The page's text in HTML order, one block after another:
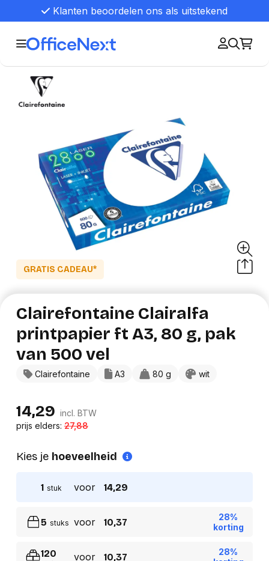
Klanten beoordelen ons als uitstekend
GRATIS CADEAU*
Clairefontaine A3 80 g wit
Clairefontaine Clairalfa
printpapier ft A3, 80 g, pak
van 500 vel
14,29 incl. BTW
prijs elders:27,88
Kies je hoeveelheid
1 stuk voor 14,29
5 stuks voor 10,37
28%
korting
120 voor 10,37
28%